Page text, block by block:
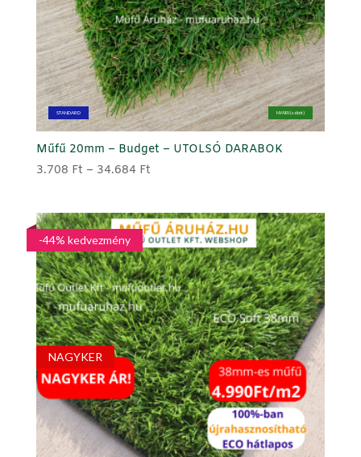
STANDARD NYÁRI (sötét)
Műfű 20mm – Budget – UTOLSÓ DARABOK
3.708 Ft – 34.684 FtÁrtartomány:
34.684 Ft
NAGYKER
-44% kedvezmény